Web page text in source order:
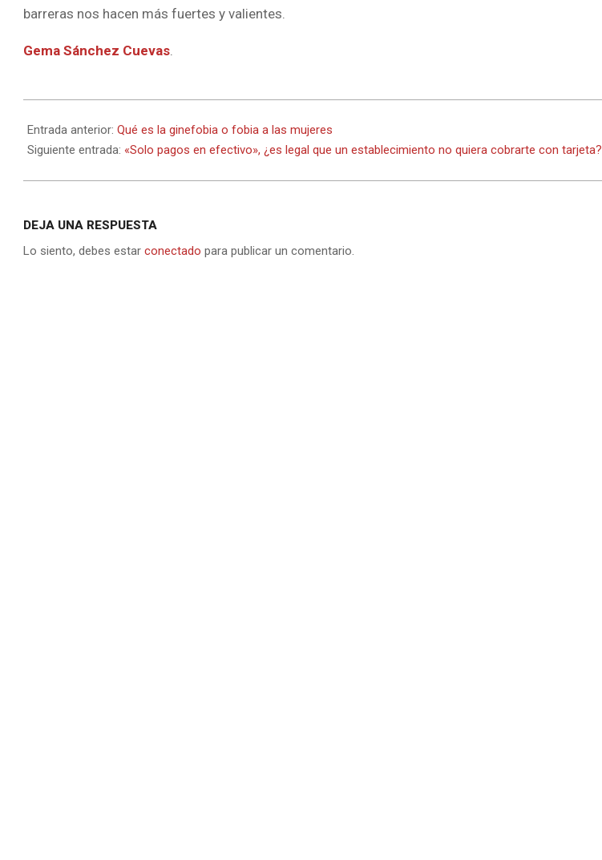
barreras nos hacen más fuertes y valientes.
Gema Sánchez Cuevas.
09-
19
Entrada anterior: Qué es la ginefobia o fobia a las mujeres
Siguiente entrada: «Solo pagos en efectivo», ¿es legal que un establecimiento no quiera cobrarte con tarjeta?
DEJA UNA RESPUESTA
Lo siento, debes estar conectado para publicar un comentario.